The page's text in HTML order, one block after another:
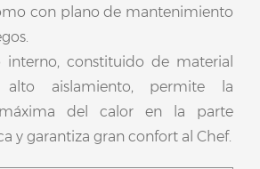
con plano de mantenimiento
interno, constituido de material
alto aislamiento, permite la
máxima del calor en la parte
y garantiza gran confort al Chef.